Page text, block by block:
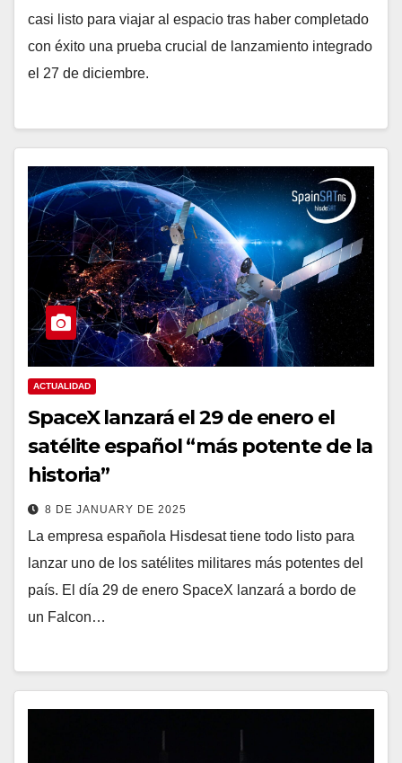
casi listo para viajar al espacio tras haber completado
con éxito una prueba crucial de lanzamiento integrado
el 27 de diciembre.
ACTUALIDAD
SpaceX lanzará el 29 de enero el
satélite español “más potente de la
historia”
8 DE JANUARY DE 2025
La empresa española Hisdesat tiene todo listo para
lanzar uno de los satélites militares más potentes del
país. El día 29 de enero SpaceX lanzará a bordo de
un Falcon…